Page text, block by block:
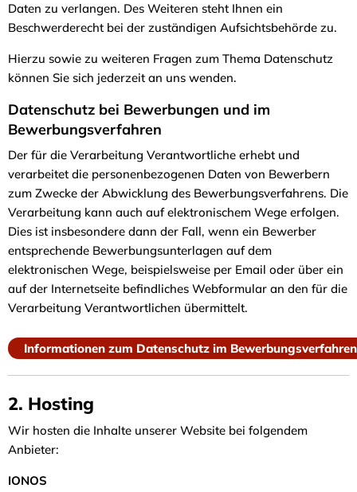
Daten zu verlangen. Des Weiteren steht Ihnen ein
Beschwerderecht bei der zuständigen Aufsichtsbehörde zu.
Hierzu sowie zu weiteren Fragen zum Thema Datenschutz
können Sie sich jederzeit an uns wenden.
Datenschutz bei Bewerbungen und im
Bewerbungsverfahren
Der für die Verarbeitung Verantwortliche erhebt und
verarbeitet die personenbezogenen Daten von Bewerbern
zum Zwecke der Abwicklung des Bewerbungsverfahrens. Die
Verarbeitung kann auch auf elektronischem Wege erfolgen.
Dies ist insbesondere dann der Fall, wenn ein Bewerber
entsprechende Bewerbungsunterlagen auf dem
elektronischen Wege, beispielsweise per Email oder über ein
auf der Internetseite befindliches Webformular an den für die
Verarbeitung Verantwortlichen übermittelt.
Informationen zum Datenschutz im Bewerbungsverfahren
2. Hosting
Wir hosten die Inhalte unserer Website bei folgendem
Anbieter:
IONOS